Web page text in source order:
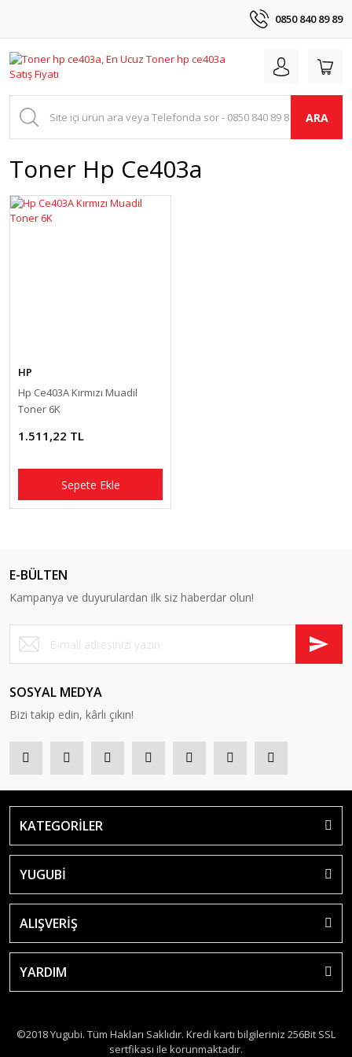
0850 840 89 89
ARA
Toner Hp Ce403a
HP
Hp Ce403A Kırmızı Muadil
Toner 6K
1.511,22 TL
Sepete Ekle
E-BÜLTEN
Kampanya ve duyurulardan ilk siz haberdar olun!
SOSYAL MEDYA
Bizi takip edin, kârlı çıkın!
KATEGORİLER
YUGUBİ
ALIŞVERİŞ
YARDIM
©2018 Yugubi. Tüm Hakları Saklıdır. Kredi kartı bilgileriniz 256Bit SSL
sertfikası ile korunmaktadır.